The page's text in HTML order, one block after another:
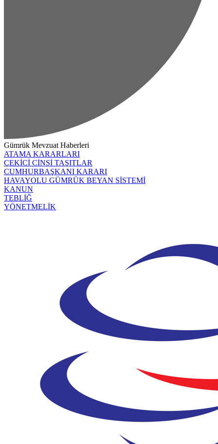
Gümrük Mevzuat Haberleri
ATAMA KARARLARI
ÇEKİCİ CİNSİ TAŞITLAR
CUMHURBAŞKANI KARARI
HAVAYOLU GÜMRÜK BEYAN SİSTEMİ
KANUN
TEBLİĞ
YÖNETMELİK